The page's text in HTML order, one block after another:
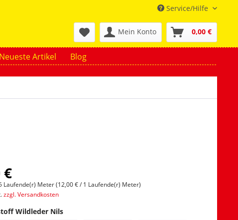
Service/Hilfe
Mein Konto 0,00 €
Neueste Artikel Blog
€
Laufende(r) Meter (12,00 € / 1 Laufende(r) Meter)
zzgl. Versandkosten
Wildleder Nils